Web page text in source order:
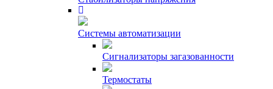
Системы автоматизации
Сигнализаторы загазованности
Термостаты